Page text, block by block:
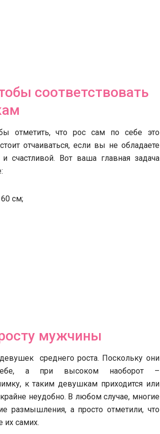
соответствовать
отметить, что рос сам по себе это
отчаиваться, если вы не обладаете
Вот ваша главная задача
см;
мужчины
среднего роста. Поскольку они
а при высоком наоборот –
к таким девушкам приходится или
неудобно. В любом случае, многие
размышления, а просто отметили, что
самих.